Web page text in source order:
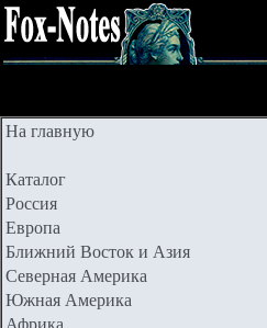
На главную
Каталог
Россия
Европа
Ближний Восток и Азия
Северная Америка
Южная Америка
Африка